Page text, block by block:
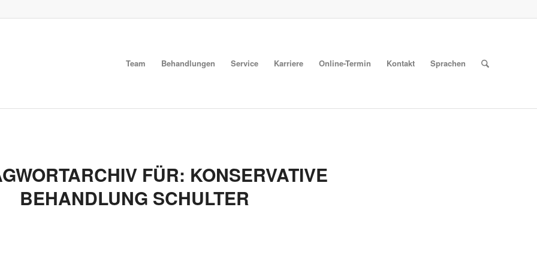
Team Behandlungen Service Karriere Online-Termin Kontakt Sprachen
FÜR: KONSERVATIVE
BEHANDLUNG SCHULTER